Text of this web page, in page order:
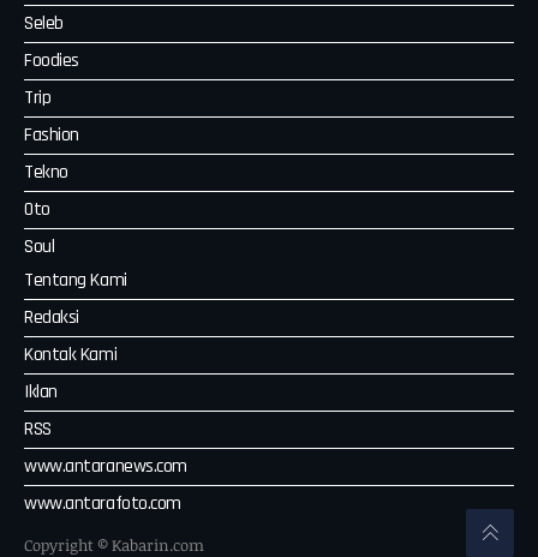
Seleb
Foodies
Trip
Fashion
Tekno
Oto
Soul
Tentang Kami
Redaksi
Kontak Kami
Iklan
RSS
www.antaranews.com
www.antarafoto.com
Copyright © Kabarin.com